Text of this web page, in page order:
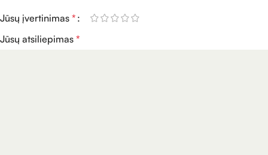
Jūsų įvertinimas *
Jūsų atsiliepimas *